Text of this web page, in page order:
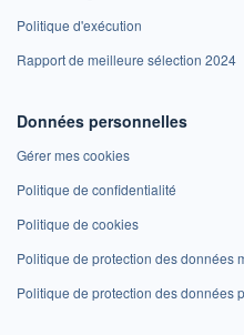
Politique d'exécution
Rapport de meilleure sélection 2024
Données personnelles
Gérer mes cookies
Politique de confidentialité
Politique de cookies
Politique de protection des données
Politique de protection des données